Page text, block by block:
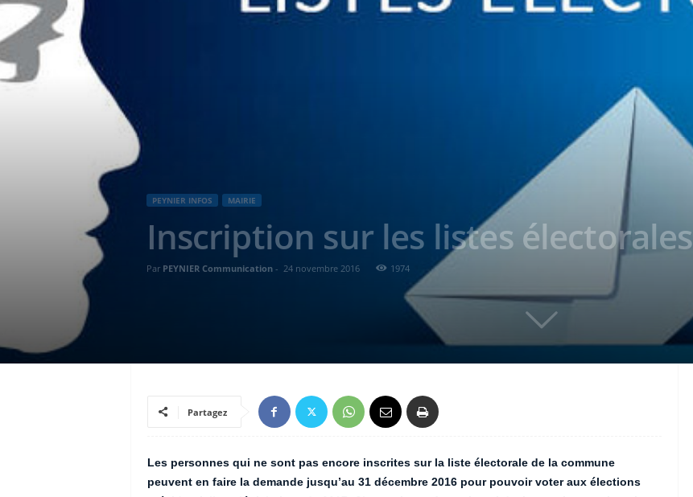
PEYNIER INFOS MAIRIE
Inscription sur les listes électorales
Par PEYNIER Communication- 24 novembre 2016 1974
Partagez
Les personnes qui ne sont pas encore inscrites sur la liste électorale de la commune
peuvent en faire la demande jusqu’au 31 décembre 2016 pour pouvoir voter aux élections